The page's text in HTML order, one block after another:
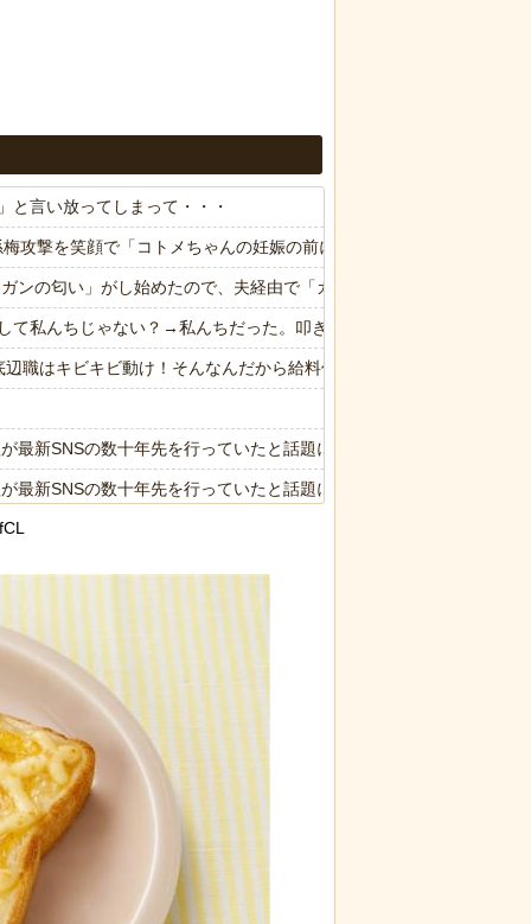
と言い放ってしまって・・・
攻撃を笑顔で「コトメちゃんの妊娠の前に出来ませんよー結婚す
ンの匂い」がし始めたので、夫経由で「ガンではないか」と伝えた
て私んちじゃない？→私んちだった。叩き起こして「お前誰？な
職はキビキビ動け！そんなんだから給料低いんだろうな！」→ す
新SNSの数十年先を行っていたと話題に
新SNSの数十年先を行っていたと話題に
まるｗｗｗｗｗｗｗｗ